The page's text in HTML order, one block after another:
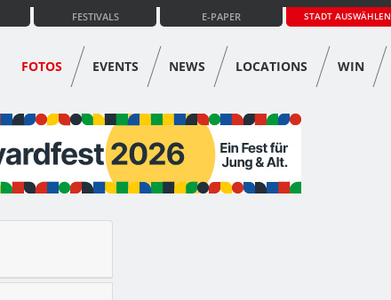
STADT AUSWÄHLEN
E-PAPER
FESTIVALS
FOTOS EVENTS NEWS LOCATIONS WIN